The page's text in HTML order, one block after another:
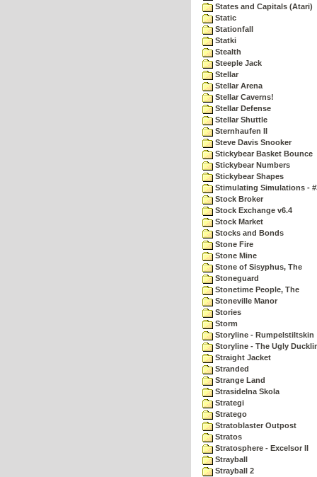
States and Capitals (Atari)
Static
Stationfall
Statki
Stealth
Steeple Jack
Stellar
Stellar Arena
Stellar Caverns!
Stellar Defense
Stellar Shuttle
Sternhaufen II
Steve Davis Snooker
Stickybear Basket Bounce
Stickybear Numbers
Stickybear Shapes
Stimulating Simulations -
Stock Broker
Stock Exchange v6.4
Stock Market
Stocks and Bonds
Stone Fire
Stone Mine
Stone of Sisyphus, The
Stoneguard
Stonetime People, The
Stoneville Manor
Stories
Storm
Storyline - Rumpelstiltskin
Storyline - The Ugly
Straight Jacket
Stranded
Strange Land
Strasidelna Skola
Strategi
Stratego
Stratoblaster Outpost
Stratos
Stratosphere - Excelsor II
Strayball
Strayball 2